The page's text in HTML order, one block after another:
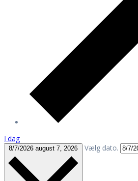
I dag
8/7/2026 august 7, 2026 Vælg dato.